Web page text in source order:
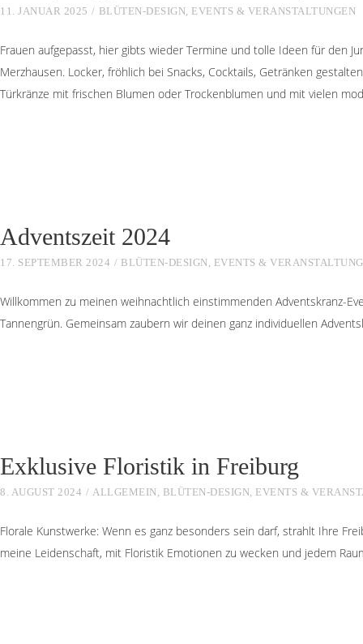
11. JANUAR 2025 BLÜTEN-DESIGN, EVENTS & VERANSTALTUNGEN
Frauen aufgepasst, hier gibts wieder Termine und tolle Ideen für den
Merzhausen. Locker, fröhlich bei Snacks, Cocktails, Getränken
Türkränze mit frischen Blumen oder Trockenblumen und mit vielen
Adventszeit 2024
17. SEPTEMBER 2024 BLÜTEN-DESIGN, EVENTS &
Willkommen zu meinen weihnachtlich einstimmenden Adventskranz-
Tannengrün. Gemeinsam zaubern wir deinen ganz individuellen
Exklusive Floristik in Freiburg
8. AUGUST 2024 ALLGEMEIN, BLÜTEN-DESIGN, EVENTS &
Florale Kunstwerke: Wenn es ganz besonders sein darf, strahlt Ihre
meine Leidenschaft, mit Floristik Emotionen zu wecken und jedem